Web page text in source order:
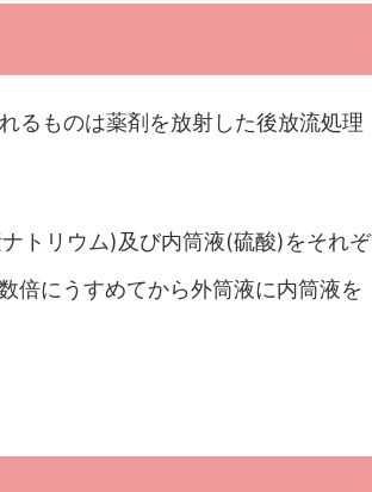
るものは薬剤を放射した後放流処理
トリウム)及び内筒液(硫酸)をそれぞ
倍にうすめてから外筒液に内筒液を